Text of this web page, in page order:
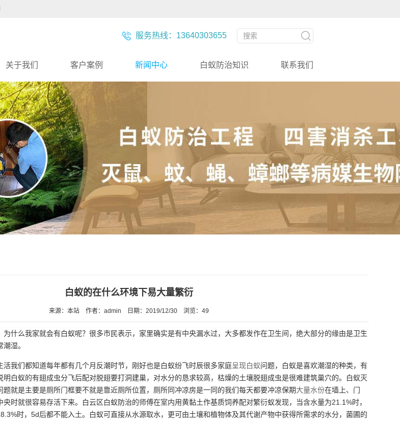
服务热线：13640303655
关于我们 客户案例 新闻中心 白蚁防治知识 联系我们
白蚁的在什么环境下易大量繁衍
来源：本站 作者：admin 日期：2019/12/30 浏览： 49
什么我家就会有白蚁呢？很多市民表示，家里确实是有中央漏水过，大多都发作在卫生间，绝大部分的缘由是卫生
潮湿。
活我们都知道每年都有几个月反潮时节，刚好也是白蚁纷飞时辰很多家庭呈现白蚁问题，白蚁是喜欢潮湿的种类，有
白蚁的有翅成虫分飞后配对脱翅要打洞建巢，对水分的恳求较高，枯燥的土壤脱翅成虫是很难建筑巢穴的。白蚁灭
就是主要是厕所门框要不就是靠近厕所位置，厕所同冲凉房是一同的我们每天都要冲凉保期大量水份在墙上、门
时就很容易存活下来。白云区白蚁防治的师傅在室内用黄黏土作基质饲养配对繁衍蚁发现，当含水量为21.1%时，
时，5d后都不能入土。白蚁可直接从水源取水，更可由土壤和植物体及其代谢产物中获得所需求的水分，菌圃的